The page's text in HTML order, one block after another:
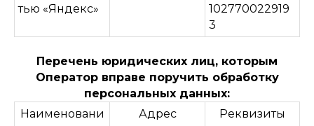
тью «Яндекс»
102770022919
3
Перечень юридических лиц, которым
Оператор вправе поручить обработку
персональных данных:
Наименовани
Адрес Реквизиты